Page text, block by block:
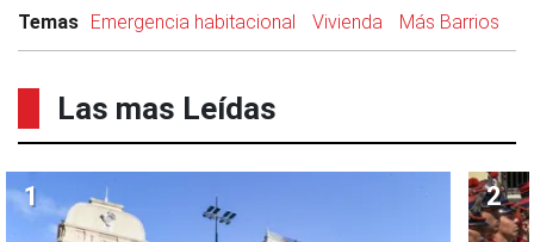
Temas Emergencia habitacional Vivienda Más Barrios
Las mas Leídas